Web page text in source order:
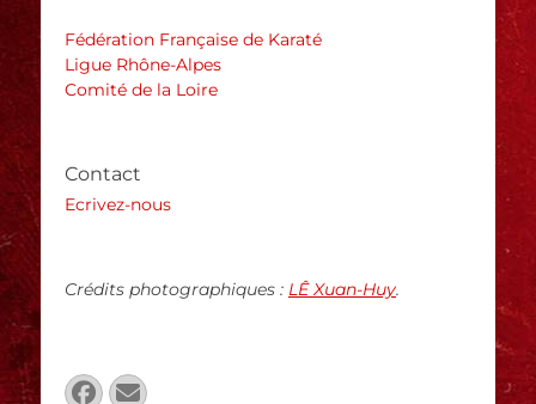
Fédération Française de Karaté
Ligue Rhône-Alpes
Comité de la Loire
Contact
Ecrivez-nous
Crédits photographiques : LÊ Xuan-Huy.
Facebook
E-